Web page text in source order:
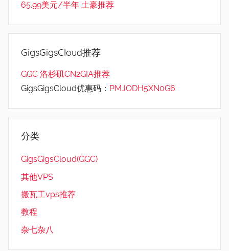
65.99美元/半年 土豪推荐
GigsGigsCloud推荐
GGC 洛杉矶CN2GIA推荐
GigsGigsCloud优惠码： PMJODH5XN0G6
分类
GigsGigsCloud(GGC)
其他VPS
搬瓦工vps推荐
教程
杂七杂八